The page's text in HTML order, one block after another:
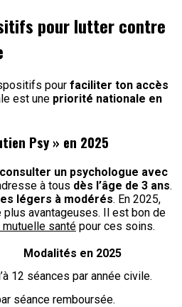
pour lutter contre
pour faciliter ton accès
est une priorité nationale en
Psy » en 2025
consulter un psychologue avec
à tous dès l’âge de 3 ans.
légers à modérés. En 2025,
avantageuses. Il est bon de
santé pour ces soins.
Modalités en 2025
12 séances par année civile.
séance remboursée.